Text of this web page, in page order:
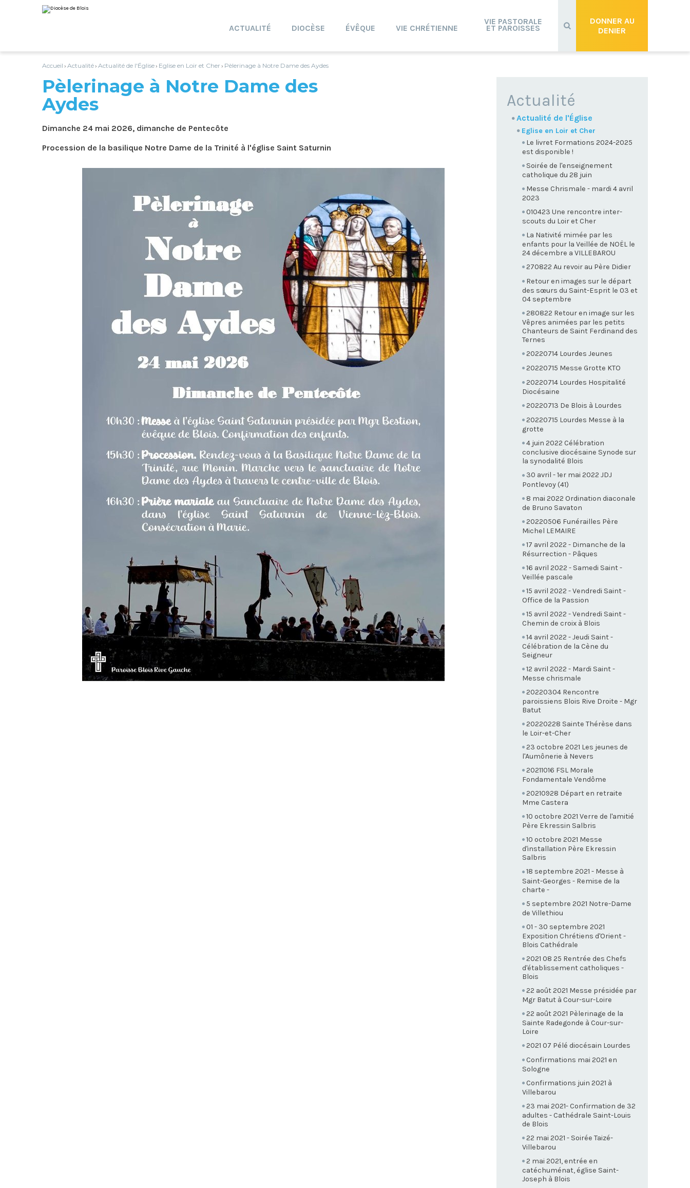
au
contenu.
personnels
DONNER AU
DENIER
ACTUALITÉ DIOCÈSE ÉVÊQUE VIE CHRÉTIENNE
VIE PASTORALE
ET PAROISSES
Accueil › Actualité› Actualité de l'Église› Eglise en Loir et Cher› Pèlerinage à Notre Dame des Aydes
Pèlerinage à Notre Dame des
Aydes
Dimanche 24 mai 2026, dimanche de Pentecôte
Procession de la basilique Notre Dame de la Trinité à l'église Saint Saturnin
NAVIGATION
Actualité
Actualité de l'Église
Eglise en Loir et Cher
Le livret Formations 2024-2025
est disponible !
Soirée de l'enseignement
catholique du 28 juin
Messe Chrismale - mardi 4 avril
2023
010423 Une rencontre inter-
scouts du Loir et Cher
La Nativité mimée par les
enfants pour la Veillée de NOËL le
24 décembre a VILLEBAROU
270822 Au revoir au Père Didier
Retour en images sur le départ
des sœurs du Saint-Esprit le 03 et
04 septembre
280822 Retour en image sur les
Vêpres animées par les petits
Chanteurs de Saint Ferdinand des
Ternes
20220714 Lourdes Jeunes
20220715 Messe Grotte KTO
20220714 Lourdes Hospitalité
Diocésaine
20220713 De Blois à Lourdes
20220715 Lourdes Messe à la
grotte
4 juin 2022 Célébration
conclusive diocésaine Synode sur
la synodalité Blois
30 avril - 1er mai 2022 JDJ
Pontlevoy (41)
8 mai 2022 Ordination diaconale
de Bruno Savaton
20220506 Funérailles Père
Michel LEMAIRE
17 avril 2022 - Dimanche de la
Résurrection - Pâques
16 avril 2022 - Samedi Saint -
Veillée pascale
15 avril 2022 - Vendredi Saint -
Office de la Passion
15 avril 2022 - Vendredi Saint -
Chemin de croix à Blois
14 avril 2022 - Jeudi Saint -
Célébration de la Cène du
Seigneur
12 avril 2022 - Mardi Saint -
Messe chrismale
20220304 Rencontre
paroissiens Blois Rive Droite - Mgr
Batut
20220228 Sainte Thérèse dans
le Loir-et-Cher
23 octobre 2021 Les jeunes de
l'Aumônerie à Nevers
20211016 FSL Morale
Fondamentale Vendôme
20210928 Départ en retraite
Mme Castera
10 octobre 2021 Verre de l'amitié
Père Ekressin Salbris
10 octobre 2021 Messe
d'installation Père Ekressin
Salbris
18 septembre 2021 - Messe à
Saint-Georges - Remise de la
charte -
5 septembre 2021 Notre-Dame
de Villethiou
01 - 30 septembre 2021
Exposition Chrétiens d'Orient -
Blois Cathédrale
2021 08 25 Rentrée des Chefs
d'établissement catholiques -
Blois
22 août 2021 Messe présidée par
Mgr Batut à Cour-sur-Loire
22 août 2021 Pèlerinage de la
Sainte Radegonde à Cour-sur-
Loire
2021 07 Pélé diocésain Lourdes
Confirmations mai 2021 en
Sologne
Confirmations juin 2021 à
Villebarou
23 mai 2021- Confirmation de 32
adultes - Cathédrale Saint-Louis
de Blois
22 mai 2021 - Soirée Taizé-
Villebarou
2 mai 2021, entrée en
catéchuménat, église Saint-
Joseph à Blois